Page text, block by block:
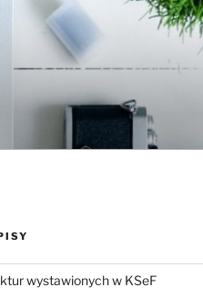
wystawionych w KSeF